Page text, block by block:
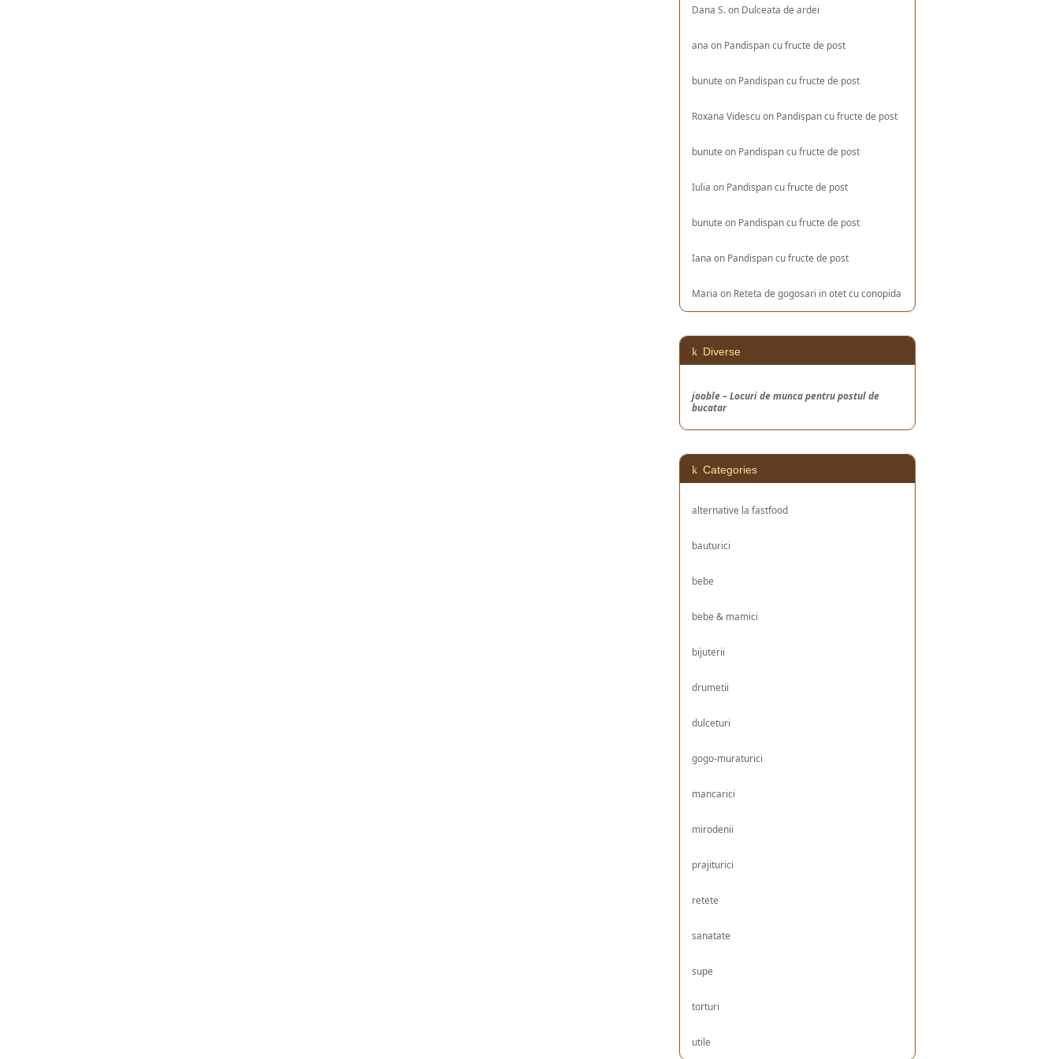
Dana S.on Dulceata de ardei
ana on Pandispan cu fructe de post
bunute on Pandispan cu fructe de post
Roxana Videscuon Pandispan cu fructe de post
bunute on Pandispan cu fructe de post
Iulia on Pandispan cu fructe de post
bunute on Pandispan cu fructe de post
Iana on Pandispan cu fructe de post
Maria on Reteta de gogosari in otet cu conopida
Diverse
jooble – Locuri de munca pentru postul de
bucatar
Categories
alternative la fastfood
bauturici
bebe
bebe & mamici
bijuterii
drumetii
dulceturi
gogo-muraturici
mancarici
mirodenii
prajiturici
retete
sanatate
supe
torturi
utile